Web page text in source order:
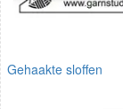
Gehaakte sloffen